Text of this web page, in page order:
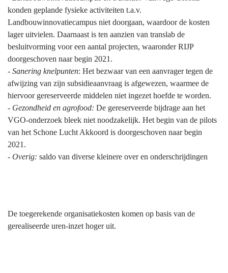
konden geplande fysieke activiteiten t.a.v.
Landbouwinnovatiecampus niet doorgaan, waardoor de kosten
lager uitvielen. Daarnaast is ten aanzien van translab de
besluitvorming voor een aantal projecten, waaronder RIJP
doorgeschoven naar begin 2021.
- Sanering knelpunten: Het bezwaar van een aanvrager tegen de
afwijzing van zijn subsidieaanvraag is afgewezen, waarmee de
hiervoor gereserveerde middelen niet ingezet hoefde te worden.
- Gezondheid en agrofood: De gereserveerde bijdrage aan het
VGO-onderzoek bleek niet noodzakelijk. Het begin van de pilots
van het Schone Lucht Akkoord is doorgeschoven naar begin
2021.
- Overig: saldo van diverse kleinere over en onderschrijdingen
De toegerekende organisatiekosten komen op basis van de
gerealiseerde uren-inzet hoger uit.